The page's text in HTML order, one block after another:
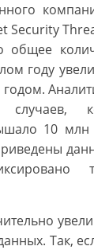
Security
общее
году
случаев,
10 млн
Так,